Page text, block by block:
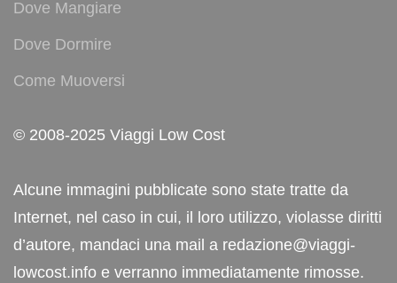
Dove Mangiare
Dove Dormire
Come Muoversi
© 2008-2025 Viaggi Low Cost
Alcune immagini pubblicate sono state tratte da
Internet, nel caso in cui, il loro utilizzo, violasse diritti
d’autore, mandaci una mail a redazione@viaggi-
lowcost.info e verranno immediatamente rimosse.